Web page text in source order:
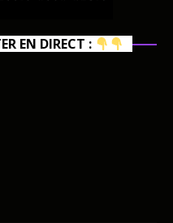
EN DIRECT :